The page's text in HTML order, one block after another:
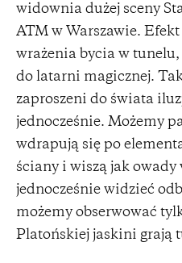
widownia dużej sceny
ATM w Warszawie.
wrażenia bycia w
do latarni magicznej.
zaproszeni do świata
jednocześnie. Możemy
wdrapują się po
ściany i wiszą jak owady
jednocześnie widzieć
możemy obserwować
Platońskiej jaskini grają